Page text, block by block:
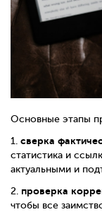
Основные этапы
1. сверка
статистика и
актуальными и
2. проверка
чтобы все